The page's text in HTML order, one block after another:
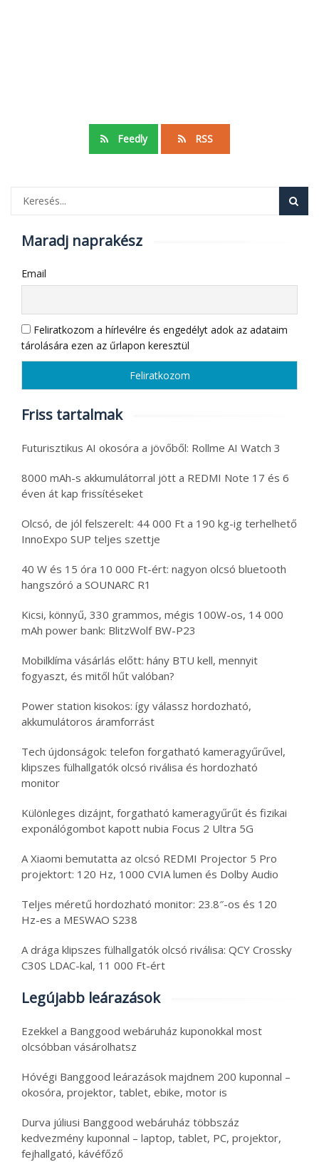
Feedly RSS
Maradj naprakész
Email
Feliratkozom a hírlevélre és engedélyt adok az adataim
tárolására ezen az űrlapon keresztül
Friss tartalmak
Futurisztikus AI okosóra a jövőből: Rollme AI Watch 3
8000 mAh-s akkumulátorral jött a REDMI Note 17 és 6
éven át kap frissítéseket
Olcsó, de jól felszerelt: 44 000 Ft a 190 kg-ig terhelhető
InnoExpo SUP teljes szettje
40 W és 15 óra 10 000 Ft-ért: nagyon olcsó bluetooth
hangszóró a SOUNARC R1
Kicsi, könnyű, 330 grammos, mégis 100W-os, 14 000
mAh power bank: BlitzWolf BW-P23
Mobilklíma vásárlás előtt: hány BTU kell, mennyit
fogyaszt, és mitől hűt valóban?
Power station kisokos: így válassz hordozható,
akkumulátoros áramforrást
Tech újdonságok: telefon forgatható kameragyűrűvel,
klipszes fülhallgatók olcsó riválisa és hordozható
monitor
Különleges dizájnt, forgatható kameragyűrűt és fizikai
exponálógombot kapott nubia Focus 2 Ultra 5G
A Xiaomi bemutatta az olcsó REDMI Projector 5 Pro
projektort: 120 Hz, 1000 CVIA lumen és Dolby Audio
Teljes méretű hordozható monitor: 23.8″-os és 120
Hz-es a MESWAO S238
A drága klipszes fülhallgatók olcsó riválisa: QCY Crossky
C30S LDAC-kal, 11 000 Ft-ért
Legújabb leárazások
Ezekkel a Banggood webáruház kuponokkal most
olcsóbban vásárolhatsz
Hóvégi Banggood leárazások majdnem 200 kuponnal –
okosóra, projektor, tablet, ebike, motor is
Durva júliusi Banggood webáruház többszáz
kedvezmény kuponnal – laptop, tablet, PC, projektor,
fejhallgató, kávéfőző